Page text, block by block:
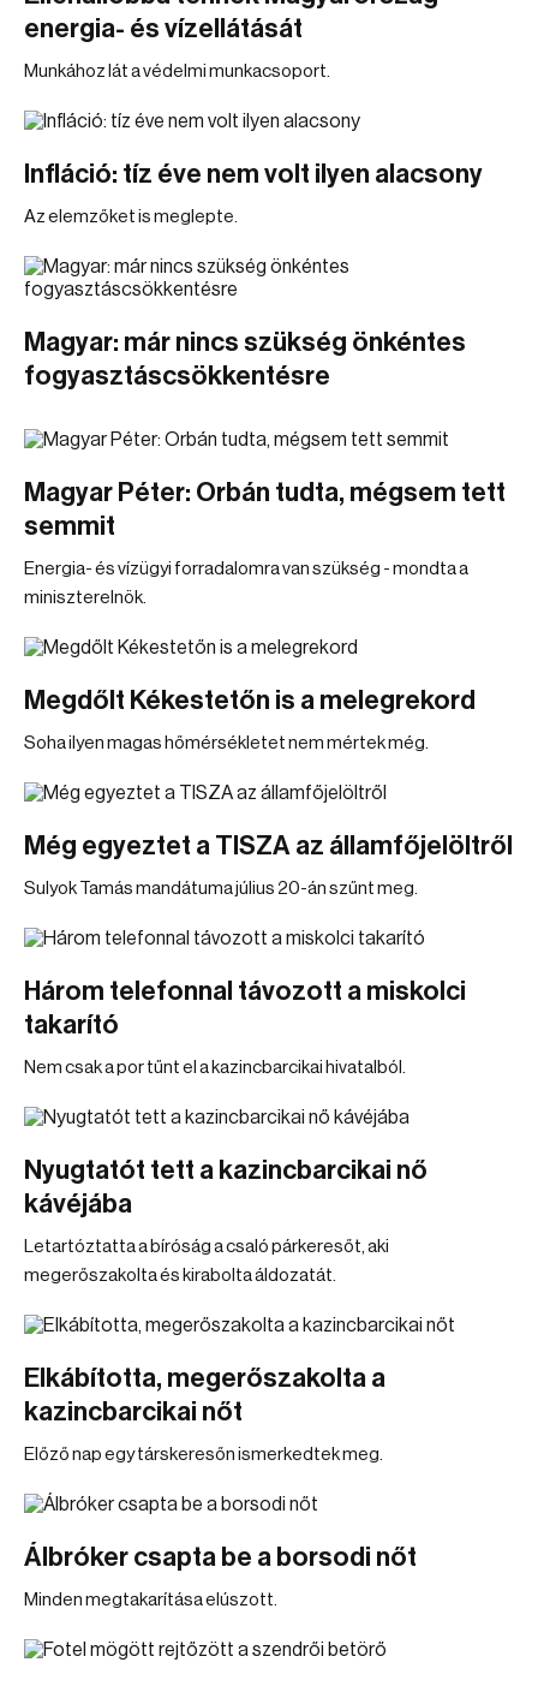
energia- és vízellátását
Munkához lát a védelmi munkacsoport.
Infláció: tíz éve nem volt ilyen alacsony
Az elemzőket is meglepte.
Magyar: már nincs szükség önkéntes
fogyasztáscsökkentésre
Magyar Péter: Orbán tudta, mégsem tett
semmit
Energia- és vízügyi forradalomra van szükség - mondta a
miniszterelnök.
Megdőlt Kékestetőn is a melegrekord
Soha ilyen magas hőmérsékletet nem mértek még.
Még egyeztet a TISZA az államfőjelöltről
Sulyok Tamás mandátuma július 20-án szűnt meg.
Három telefonnal távozott a miskolci
takarító
Nem csak a por tűnt el a kazincbarcikai hivatalból.
Nyugtatót tett a kazincbarcikai nő
kávéjába
Letartóztatta a bíróság a csaló párkeresőt, aki
megerőszakolta és kirabolta áldozatát.
Elkábította, megerőszakolta a
kazincbarcikai nőt
Előző nap egy társkeresőn ismerkedtek meg.
Álbróker csapta be a borsodi nőt
Minden megtakarítása elúszott.